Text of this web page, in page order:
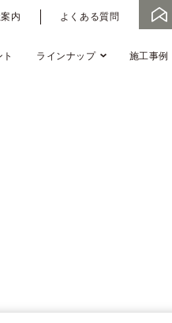
内 よくある質問
ラインナップ 施工事例